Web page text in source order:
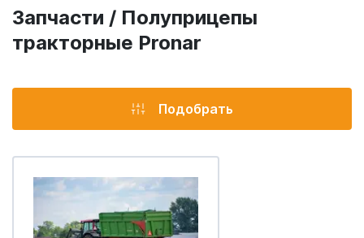
Запчасти / Полуприцепы
тракторные Pronar
Подобрать